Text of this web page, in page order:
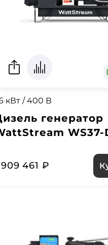
кВт / 400 В
генератор
WS37-
909 461 ₽